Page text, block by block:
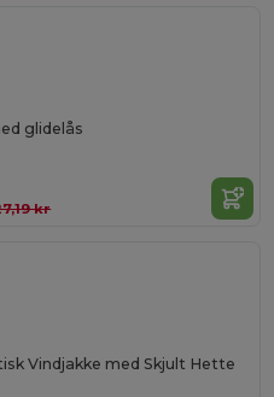
glidelås
kr
Vindjakke med Skjult Hette